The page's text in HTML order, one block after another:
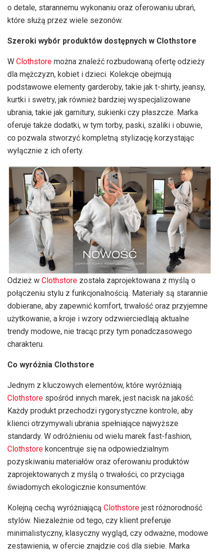
o detale, starannemu wykonaniu oraz oferowaniu ubrań,
które służą przez wiele sezonów.
Szeroki wybór produktów dostępnych w Clothstore
W Clothstore można znaleźć rozbudowaną ofertę odzieży
dla mężczyzn, kobiet i dzieci. Kolekcje obejmują
podstawowe elementy garderoby, takie jak t-shirty, jeansy,
kurtki i swetry, jak również bardziej wyspecjalizowane
ubrania, takie jak garnitury, sukienki czy płaszcze. Marka
oferuje także dodatki, w tym torby, paski, szaliki i obuwie,
co pozwala stworzyć kompletną stylizację korzystając
wyłącznie z ich oferty.
Odzież w Clothstore została zaprojektowana z myślą o
połączeniu stylu z funkcjonalnością. Materiały są starannie
dobierane, aby zapewnić komfort, trwałość oraz przyjemne
użytkowanie, a kroje i wzory odzwierciedlają aktualne
trendy modowe, nie tracąc przy tym ponadczasowego
charakteru.
Co wyróżnia Clothstore
Jednym z kluczowych elementów, które wyróżniają
Clothstore spośród innych marek, jest nacisk na jakość.
Każdy produkt przechodzi rygorystyczne kontrole, aby
klienci otrzymywali ubrania spełniające najwyższe
standardy. W odróżnieniu od wielu marek fast-fashion,
Clothstore koncentruje się na odpowiedzialnym
pozyskiwaniu materiałów oraz oferowaniu produktów
zaprojektowanych z myślą o trwałości, co przyciąga
świadomych ekologicznie konsumentów.
Kolejną cechą wyróżniającą Clothstore jest różnorodność
stylów. Niezależnie od tego, czy klient preferuje
minimalistyczny, klasyczny wygląd, czy odważne, modowe
zestawienia, w ofercie znajdzie coś dla siebie. Marka